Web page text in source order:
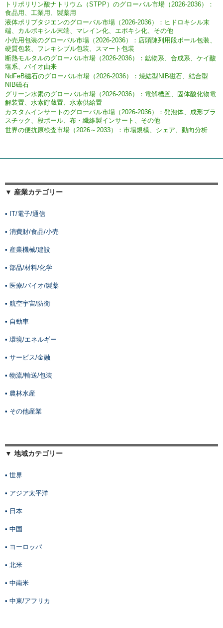
トリポリリン酸ナトリウム（STPP）のグローバル市場（2026-2036）：
食品用、工業用、製薬用
液体ポリブタジエンのグローバル市場（2026-2036）：ヒドロキシル末
端、カルボキシル末端、マレイン化、エポキシ化、その他
小売用包装のグローバル市場（2026-2036）：店頭陳列用段ボール包装、
硬質包装、フレキシブル包装、スマート包装
断熱モルタルのグローバル市場（2026-2036）：鉱物系、合成系、ケイ酸
塩系、バイオ由来
NdFeB磁石のグローバル市場（2026-2036）：焼結型NIB磁石、結合型
NIB磁石
グリーン水素のグローバル市場（2026-2036）：電解槽置、固体酸化物電
解装置、水素貯蔵置、水素供給置
カスタムインサートのグローバル市場（2026-2036）：発泡体、成形プラ
スチック、段ボール、布・繊維製インサート、その他
世界の便抗原検査市場（2026～2033）：市場規模、シェア、動向分析
▼ 産業カテゴリー
• IT/電子/通信
• 消費財/食品/小売
• 産業機械/建設
• 部品/材料/化学
• 医療/バイオ/製薬
• 航空宇宙/防衛
• 自動車
• 環境/エネルギー
• サービス/金融
• 物流/輸送/包装
• 農林水産
• その他産業
▼ 地域カテゴリー
• 世界
• アジア太平洋
• 日本
• 中国
• ヨーロッパ
• 北米
• 中南米
• 中東/アフリカ